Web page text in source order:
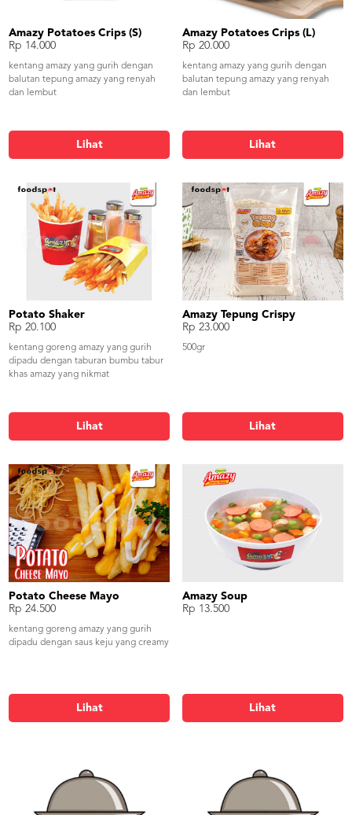
Amazy Potatoes Crips (S)
Rp 14.000
kentang amazy yang gurih dengan
balutan tepung amazy yang renyah
dan lembut
Lihat
Amazy Potatoes Crips (L)
Rp 20.000
kentang amazy yang gurih dengan
balutan tepung amazy yang renyah
dan lembut
Lihat
Potato Shaker
Rp 20.100
kentang goreng amazy yang gurih
dipadu dengan taburan bumbu tabur
khas amazy yang nikmat
Lihat
Amazy Tepung Crispy
Rp 23.000
500gr
Lihat
Potato Cheese Mayo
Rp 24.500
kentang goreng amazy yang gurih
dipadu dengan saus keju yang creamy
Lihat
Amazy Soup
Rp 13.500
Lihat